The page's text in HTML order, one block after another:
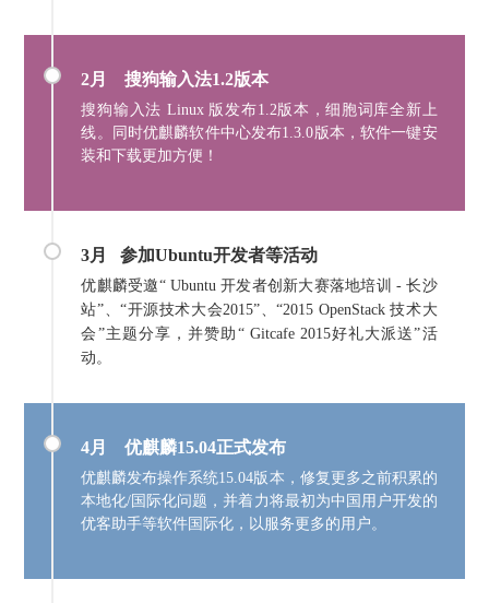
2月搜狗输入法1.2版本
搜狗输入法 Linux 版发布1.2版本，细胞词库全新上
线。同时优麒麟软件中心发布1.3.0版本，软件一键安
装和下载更加方便！
3月 参加Ubuntu开发者等活动
优麒麟受邀“ Ubuntu 开发者创新大赛落地培训 - 长沙
站”、“开源技术大会2015”、“2015 OpenStack 技术大
会”主题分享，并赞助“ Gitcafe 2015好礼大派送”活
动。
4月 优麒麟15.04正式发布
优麒麟发布操作系统15.04版本，修复更多之前积累的
本地化/国际化问题，并着力将最初为中国用户开发的
优客助手等软件国际化，以服务更多的用户。